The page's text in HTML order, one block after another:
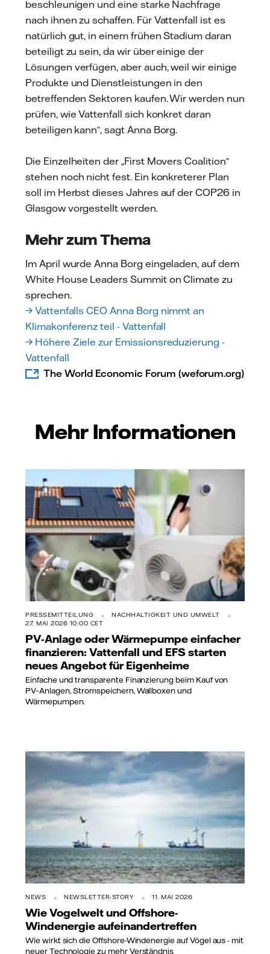
beschleunigen und eine starke Nachfrage
nach ihnen zu schaffen. Für Vattenfall ist es
natürlich gut, in einem frühen Stadium daran
beteiligt zu sein, da wir über einige der
Lösungen verfügen, aber auch, weil wir einige
Produkte und Dienstleistungen in den
betreffenden Sektoren kaufen. Wir werden nun
prüfen, wie Vattenfall sich konkret daran
beteiligen kann“, sagt Anna Borg.
Die Einzelheiten der „First Movers Coalition“
stehen noch nicht fest. Ein konkreterer Plan
soll im Herbst dieses Jahres auf der COP26 in
Glasgow vorgestellt werden.
Mehr zum Thema
Im April wurde Anna Borg eingeladen, auf dem
White House Leaders Summit on Climate zu
sprechen.
→ Vattenfalls CEO Anna Borg nimmt an
Klimakonferenz teil - Vattenfall
→ Höhere Ziele zur Emissionsreduzierung -
Vattenfall
The World Economic Forum (weforum.org)
Mehr Informationen
PRESSEMITTEILUNG
NACHHALTIGKEIT UND UMWELT
27. MAI 2026 10:00 CET
PV-Anlage oder Wärmepumpe einfacher
finanzieren: Vattenfall und EFS starten
neues Angebot für Eigenheime
Einfache und transparente Finanzierung beim Kauf von
PV‑Anlagen, Stromspeichern, Wallboxen und
Wärmepumpen.
NEWS NEWSLETTER-STORY 11. MAI 2026
Wie Vogelwelt und Offshore-
Windenergie aufeinandertreffen
Wie wirkt sich die Offshore-Windenergie auf Vögel aus - mit
neuer Technologie zu mehr Verständnis